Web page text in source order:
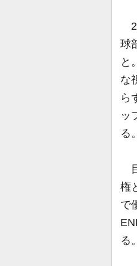
球
と
な
ら
ッ
る。
権
で
る。